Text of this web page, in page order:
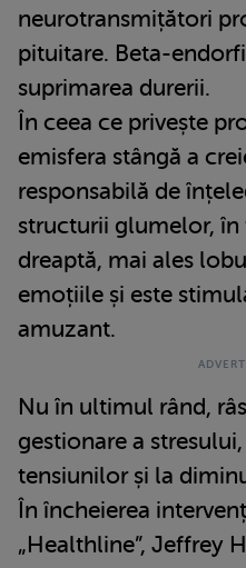
neurotransmițători
pituitare. Beta-
suprimarea durerii.
În ceea ce privește
emisfera stângă a
responsabilă de
structurii glumelor, în
dreaptă, mai ales
emoțiile și este
amuzant.
Nu în ultimul rând,
gestionare a
tensiunilor și la
În încheierea
„Healthline”, Jeffrey